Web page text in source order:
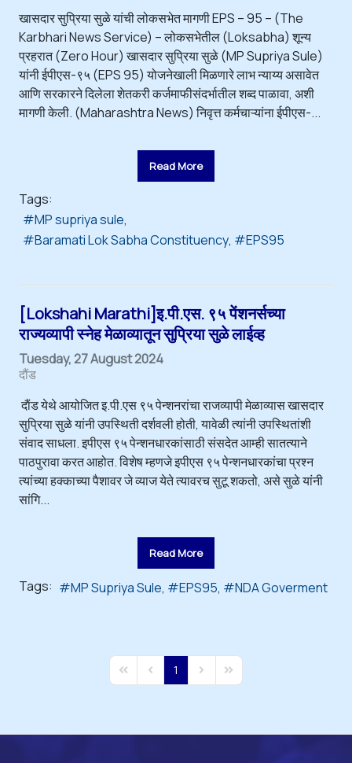
खासदार सुप्रिया सुळे यांची लोकसभेत मागणी EPS – 95 – (The
Karbhari News Service) – लोकसभेतील (Loksabha) शून्य
प्रहरात (Zero Hour) खासदार सुप्रिया सुळे (MP Supriya Sule)
यांनी ईपीएस-९५ (EPS 95) योजनेखाली मिळणारे लाभ न्याय्य असावेत
आणि सरकारने दिलेला शेतकरी कर्जमाफीसंदर्भातील शब्द पाळावा, अशी
मागणी केली. (Maharashtra News) निवृत्त कर्मचाऱ्यांना ईपीएस-...
Read More
Tags:
MP supriya sule
Baramati Lok Sabha Constituency
EPS95
[Lokshahi Marathi]इ.पी.एस. ९५ पेंशनर्सच्या
राज्यव्यापी स्नेह मेळाव्यातून सुप्रिया सुळे लाईव्ह
Tuesday, 27 August 2024
दौंड
दाैंड येथे आयोजित इ.पी.एस ९५ पेन्शनरांचा राजव्यापी मेळाव्यास खासदार
सुप्रिया सुळे यांनी उपस्थिती दर्शवली होती, यावेळी त्यांनी उपस्थितांशी
संवाद साधला. इपीएस ९५ पेन्शनधारकांसाठी संसदेत आम्ही सातत्याने
पाठपुरावा करत आहोत. विशेष म्हणजे इपीएस ९५ पेन्शनधारकांचा प्रश्न
त्यांच्या हक्काच्या पैशावर जे व्याज येते त्यावरच सुटू शकतो, असे सुळे यांनी
सांगि...
Read More
Tags: MP Supriya Sule EPS95 NDA Goverment
First PagePrevious Page
1 Next PageLast Page